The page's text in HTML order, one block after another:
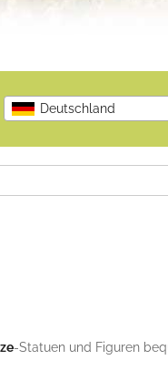
Deutschland
-Statuen und Figuren